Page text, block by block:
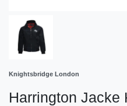
Knightsbridge London
Harrington Jacke